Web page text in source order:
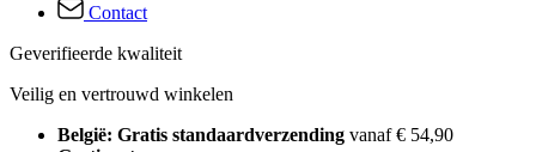
Contact
Geverifieerde kwaliteit
Veilig en vertrouwd winkelen
België: Gratis standaardverzending vanaf € 54,90